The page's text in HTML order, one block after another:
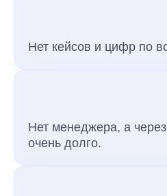
Нет кейсов и цифр по
Нет менеджера, а
очень долго.